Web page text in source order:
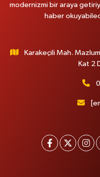
modernizmi bir araya
haber
Karakeçili Mah.
Kat 2